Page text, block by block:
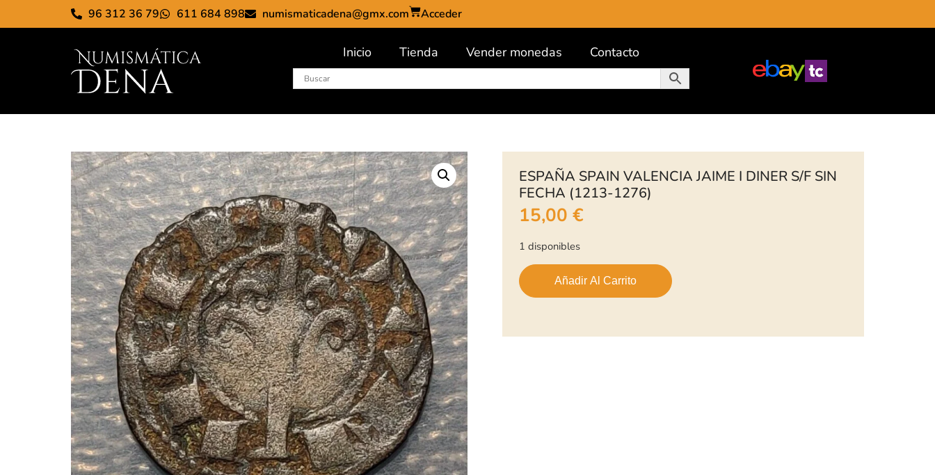
96 312 36 79 611 684 898 numismaticadena@gmx.com Acceder
Inicio Tienda Vender monedas Contacto
ESPAÑA SPAIN VALENCIA JAIME I DINER S/F SIN
FECHA (1213-1276)
15,00 €
1 disponibles
Añadir Al Carrito